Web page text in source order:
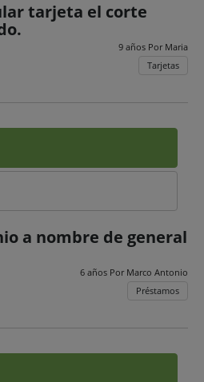
tarjeta el corte
9 años Por Maria
Tarjetas
a nombre de general
6 años Por Marco Antonio
Préstamos